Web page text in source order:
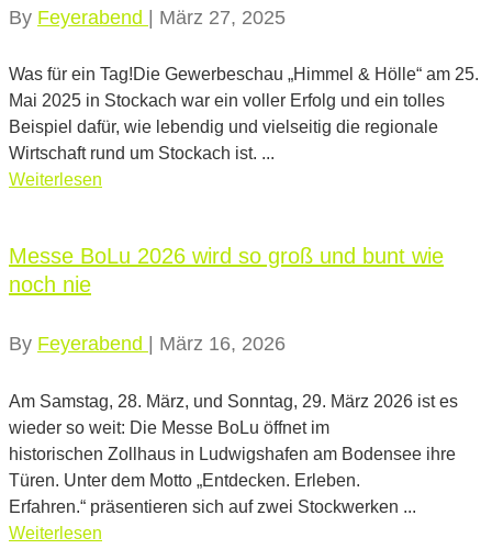
By Feyerabend | März 27, 2025
Was für ein Tag!Die Gewerbeschau „Himmel & Hölle“ am 25.
Mai 2025 in Stockach war ein voller Erfolg und ein tolles
Beispiel dafür, wie lebendig und vielseitig die regionale
Wirtschaft rund um Stockach ist. ...
Weiterlesen
Messe BoLu 2026 wird so groß und bunt wie
noch nie
By Feyerabend | März 16, 2026
Am Samstag, 28. März, und Sonntag, 29. März 2026 ist es
wieder so weit: Die Messe BoLu öffnet im
historischen Zollhaus in Ludwigshafen am Bodensee ihre
Türen. Unter dem Motto „Entdecken. Erleben.
Erfahren.“ präsentieren sich auf zwei Stockwerken ...
Weiterlesen